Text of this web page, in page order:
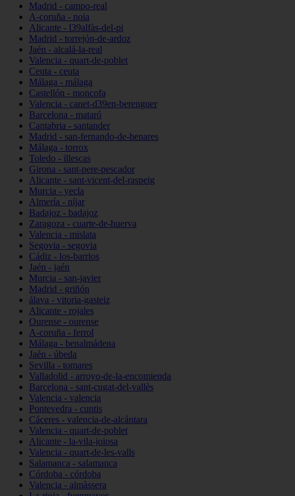
Madrid - campo-real
A-coruña - noia
Alicante - l39alfàs-del-pi
Madrid - torrejón-de-ardoz
Jaén - alcalá-la-real
Valencia - quart-de-poblet
Ceuta - ceuta
Málaga - málaga
Castellón - moncofa
Valencia - canet-d39en-berenguer
Barcelona - mataró
Cantabria - santander
Madrid - san-fernando-de-henares
Málaga - torrox
Toledo - illescas
Girona - sant-pere-pescador
Alicante - sant-vicent-del-raspeig
Murcia - yecla
Almería - níjar
Badajoz - badajoz
Zaragoza - cuarte-de-huerva
Valencia - mislata
Segovia - segovia
Cádiz - los-barrios
Jaén - jaén
Murcia - san-javier
Madrid - griñón
álava - vitoria-gasteiz
Alicante - rojales
Ourense - ourense
A-coruña - ferrol
Málaga - benalmádena
Jaén - úbeda
Sevilla - tomares
Valladolid - arroyo-de-la-encomienda
Barcelona - sant-cugat-del-vallès
Valencia - valencia
Pontevedra - cuntis
Cáceres - valencia-de-alcántara
Valencia - quart-de-poblet
Alicante - la-vila-joiosa
Valencia - quart-de-les-valls
Salamanca - salamanca
Córdoba - córdoba
Valencia - almàssera